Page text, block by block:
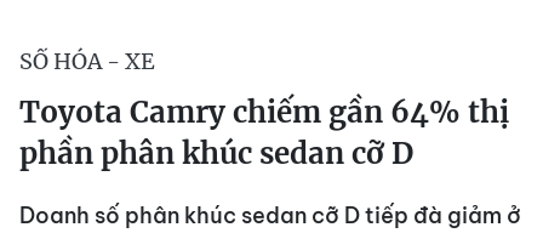
SỐ HÓA - XE
Toyota Camry chiếm gần 64% thị
phần phân khúc sedan cỡ D
Doanh số phân khúc sedan cỡ D tiếp đà giảm ở